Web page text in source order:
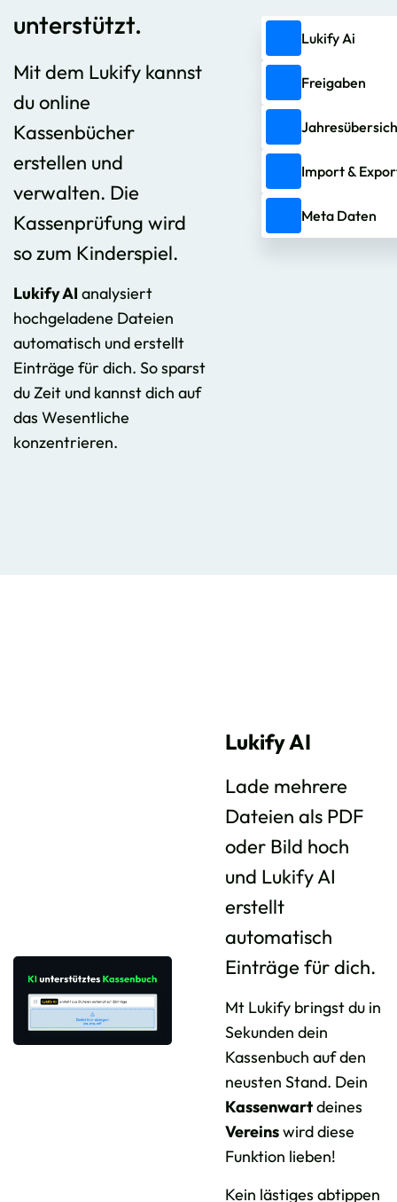
unterstützt.
Mit dem Lukify kannst
du online
Kassenbücher
erstellen und
verwalten. Die
Kassenprüfung wird
so zum Kinderspiel.
Lukify AI analysiert
hochgeladene Dateien
automatisch und erstellt
Einträge für dich. So sparst
du Zeit und kannst dich auf
das Wesentliche
konzentrieren.
Lukify Ai
Freigaben
Import &
Meta Daten
Lukify AI
Lade mehrere
Dateien als PDF
oder Bild hoch
und Lukify AI
erstellt
automatisch
Einträge für dich.
Mt Lukify bringst du in
Sekunden dein
Kassenbuch auf den
neusten Stand. Dein
Kassenwartdeines
Vereinswird diese
Funktion lieben!
Kein lästiges abtippen